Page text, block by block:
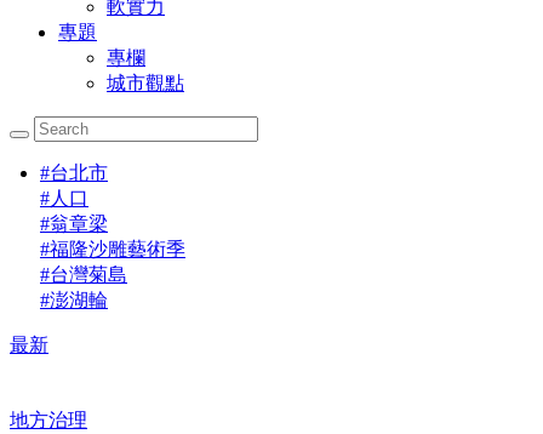
軟實力
專題
專欄
城市觀點
#台北市
#人口
#翁章梁
#福隆沙雕藝術季
#台灣菊島
#澎湖輪
最新
地方治理